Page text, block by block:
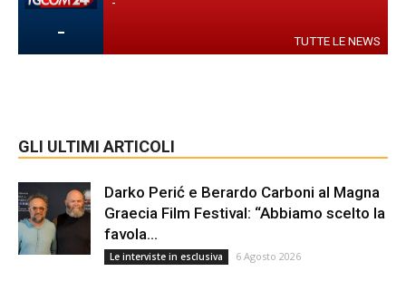
- TUTTE LE NEWS
GLI ULTIMI ARTICOLI
Darko Perić e Berardo Carboni al Magna
Graecia Film Festival: “Abbiamo scelto la
favola...
Le interviste in esclusiva 6 Agosto 2026